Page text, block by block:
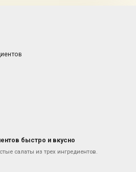
быстро и вкусно
салаты из трех ингредиентов.